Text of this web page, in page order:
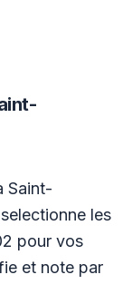
Saint-
les
pour vos
et note par